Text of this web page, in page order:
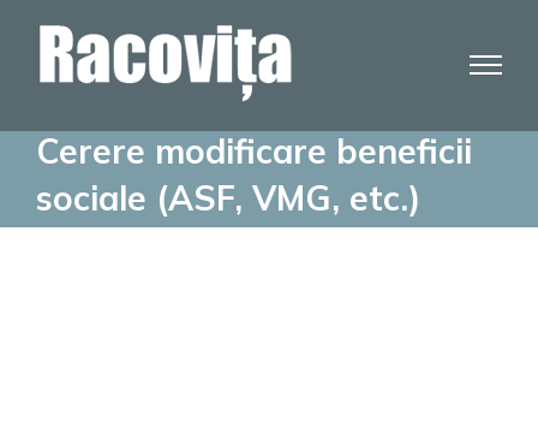
Cerere modificare beneficii
sociale (ASF, VMG, etc.)